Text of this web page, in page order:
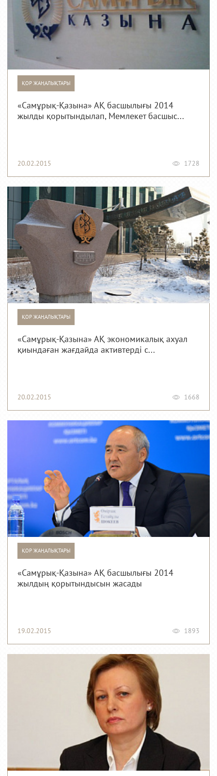
ҚОР ЖАҢАЛЫҚТАРЫ
«Самұрық-Қазына» АҚ басшылығы 2014
жылды қорытындылап, Мемлекет басшыс...
20.02.2015 1728
ҚОР ЖАҢАЛЫҚТАРЫ
«Самұрық-Қазына» АҚ экономикалық ахуал
қиындаған жағдайда активтерді с...
20.02.2015 1668
ҚОР ЖАҢАЛЫҚТАРЫ
«Самұрық-Қазына» АҚ басшылығы 2014
жылдың қорытындысын жасады
19.02.2015 1893